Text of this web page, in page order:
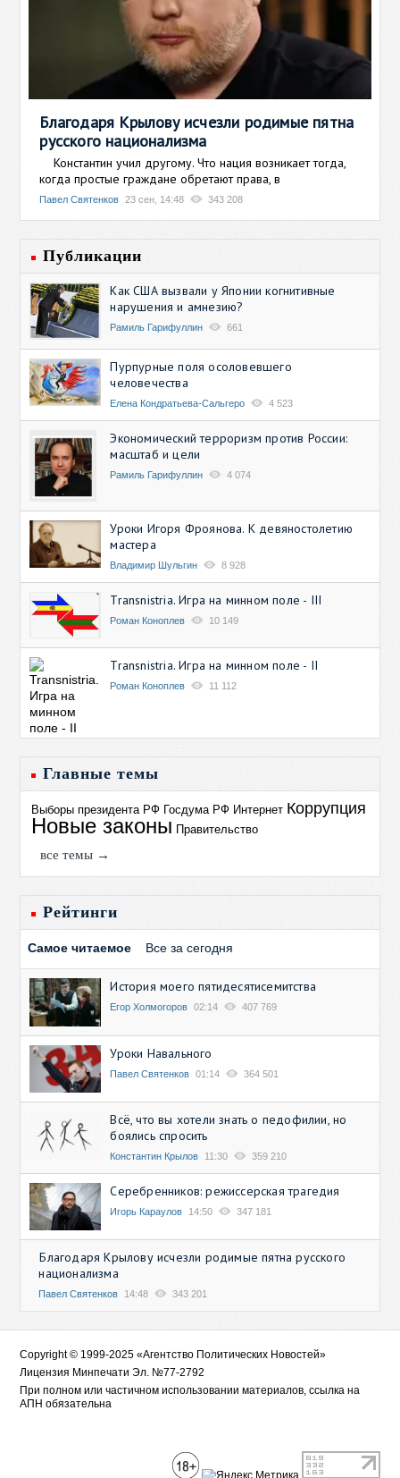
Благодаря Крылову исчезли родимые пятна
русского национализма
Константин учил другому. Что нация возникает тогда,
когда простые граждане обретают права, в
Павел Святенков 23 сен, 14:48 343 208
Публикации
Как США вызвали у Японии когнитивные
нарушения и амнезию?
Рамиль Гарифуллин 661
Пурпурные поля осоловевшего
человечества
Елена Кондратьева-Сальгеро 4 523
Экономический терроризм против России:
масштаб и цели
Рамиль Гарифуллин 4 074
Уроки Игоря Фроянова. К девяностолетию
мастера
Владимир Шульгин 8 928
Transnistria. Игра на минном поле - III
Роман Коноплев 10 149
Transnistria. Игра на минном поле - II
Роман Коноплев 11 112
Главные темы
Выборы президента РФ Госдума РФ Интернет Коррупция
Новые законы Правительство
все темы →
Рейтинги
Самое читаемое Все за сегодня
История моего пятидесятисемитства
Егор Холмогоров 02:14 407 769
Уроки Навального
Павел Святенков 01:14 364 501
Всё, что вы хотели знать о педофилии, но
боялись спросить
Константин Крылов 11:30 359 210
Серебренников: режиссерская трагедия
Игорь Караулов 14:50 347 181
Благодаря Крылову исчезли родимые пятна русского
национализма
Павел Святенков 14:48 343 201
Copyright © 1999-2025 «Агентство Политических Новостей»
Лицензия Минпечати Эл. №77-2792
При полном или частичном использовании материалов, ссылка на
АПН обязательна